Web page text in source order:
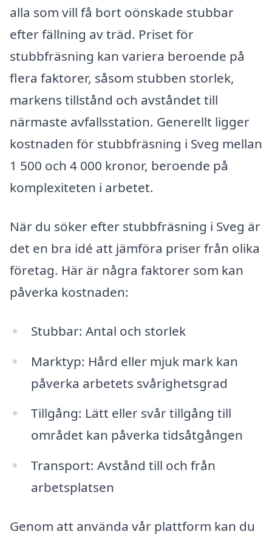
alla som vill få bort oönskade stubbar
efter fällning av träd. Priset för
stubbfräsning kan variera beroende på
flera faktorer, såsom stubben storlek,
markens tillstånd och avståndet till
närmaste avfallsstation. Generellt ligger
kostnaden för stubbfräsning i Sveg mellan
1 500 och 4 000 kronor, beroende på
komplexiteten i arbetet.
När du söker efter stubbfräsning i Sveg är
det en bra idé att jämföra priser från olika
företag. Här är några faktorer som kan
påverka kostnaden:
Stubbar: Antal och storlek
Marktyp: Hård eller mjuk mark kan
påverka arbetets svårighetsgrad
Tillgång: Lätt eller svår tillgång till
området kan påverka tidsåtgången
Transport: Avstånd till och från
arbetsplatsen
Genom att använda vår plattform kan du